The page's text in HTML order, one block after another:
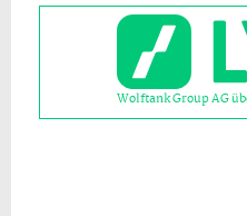
Wolftank Group AG